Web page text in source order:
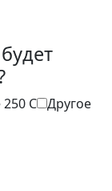
C Другое